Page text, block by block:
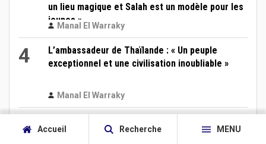
Accueil Recherche MENU
un lieu magique et Salah est un modèle pour les
jeunes »
Manal El Warraky
4
L’ambassadeur de Thaïlande : « Un peuple
exceptionnel et une civilisation inoubliable »
Manal El Warraky
5
l'Égypte évoque la piste d'un drone